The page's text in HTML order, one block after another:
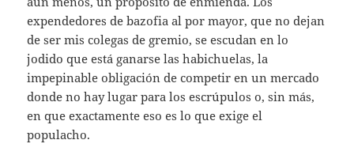
expendedores de bazofia al por mayor, que no dejan
de ser mis colegas de gremio, se escudan en lo
jodido que está ganarse las habichuelas, la
impepinable obligación de competir en un mercado
donde no hay lugar para los escrúpulos o, sin más,
en que exactamente eso es lo que exige el
populacho.